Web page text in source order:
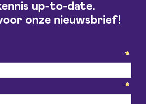
up-to-date.
onze nieuwsbrief!